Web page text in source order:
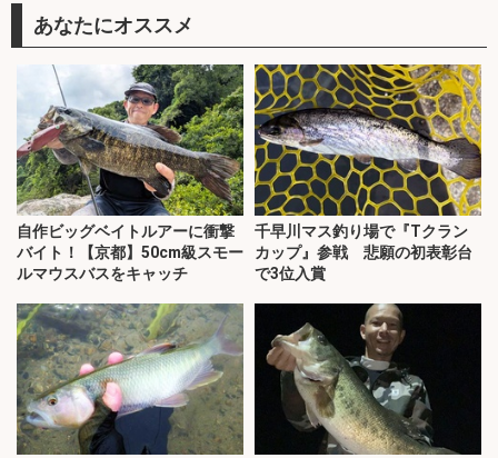
あなたにオススメ
自作ビッグベイトルアーに衝撃
バイト！【京都】50cm級スモー
ルマウスバスをキャッチ
千早川マス釣り場で『Tクラン
カップ』参戦 悲願の初表彰台
で3位入賞